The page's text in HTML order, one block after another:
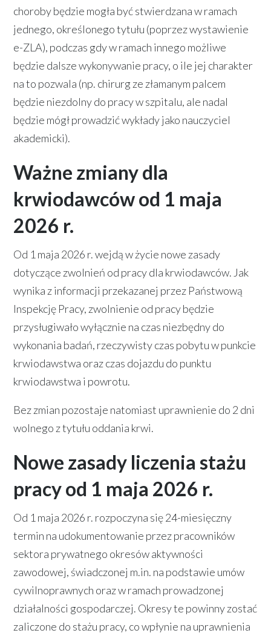
choroby będzie mogła być stwierdzana w ramach
jednego, określonego tytułu (poprzez wystawienie
e-ZLA), podczas gdy w ramach innego możliwe
będzie dalsze wykonywanie pracy, o ile jej charakter
na to pozwala (np. chirurg ze złamanym palcem
będzie niezdolny do pracy w szpitalu, ale nadal
będzie mógł prowadzić wykłady jako nauczyciel
akademicki).
Ważne zmiany dla
krwiodawców od 1 maja
2026 r.
Od 1 maja 2026 r. wejdą w życie nowe zasady
dotyczące zwolnień od pracy dla krwiodawców. Jak
wynika z informacji przekazanej przez Państwową
Inspekcję Pracy, zwolnienie od pracy będzie
przysługiwało wyłącznie na czas niezbędny do
wykonania badań, rzeczywisty czas pobytu w punkcie
krwiodawstwa oraz czas dojazdu do punktu
krwiodawstwa i powrotu.
Bez zmian pozostaje natomiast uprawnienie do 2 dni
wolnego z tytułu oddania krwi.
Nowe zasady liczenia stażu
pracy od 1 maja 2026 r.
Od 1 maja 2026 r. rozpoczyna się 24-miesięczny
termin na udokumentowanie przez pracowników
sektora prywatnego okresów aktywności
zawodowej, świadczonej m.in. na podstawie umów
cywilnoprawnych oraz w ramach prowadzonej
działalności gospodarczej. Okresy te powinny zostać
zaliczone do stażu pracy, co wpłynie na uprawnienia